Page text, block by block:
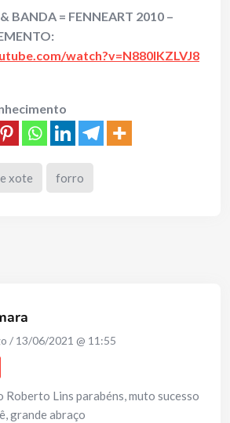
BANDA = FENNEART 2010 –
watch?v=N880IKZLVJ8
xote forro
/ 13/06/2021 @ 11:55
Roberto Lins parabéns, muto sucesso
grande abraço